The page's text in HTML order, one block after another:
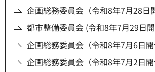
企画総務委員会（令和8年7月28日
都市整備委員会 (令和8年7月29日
企画総務委員会（令和8年7月6日開
企画総務委員会（令和8年7月2日開